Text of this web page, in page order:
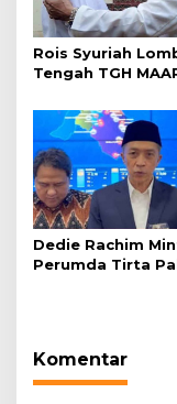
Rois Syuriah
Tengah TGH
Abad Kedua NU”
Dedie Rachim
Perumda Tirta
Komentar